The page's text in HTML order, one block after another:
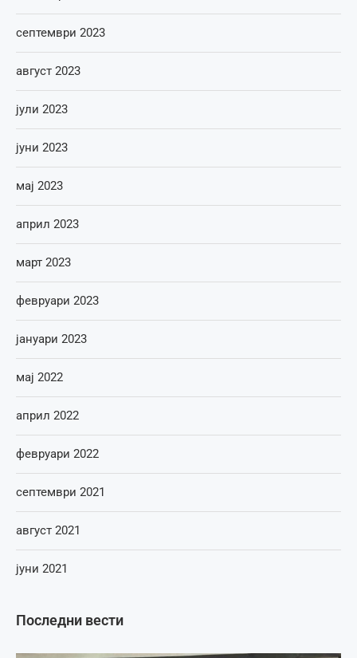
Последни вести
септември 2023
август 2023
јули 2023
јуни 2023
мај 2023
април 2023
март 2023
февруари 2023
јануари 2023
мај 2022
април 2022
февруари 2022
септември 2021
август 2021
јуни 2021